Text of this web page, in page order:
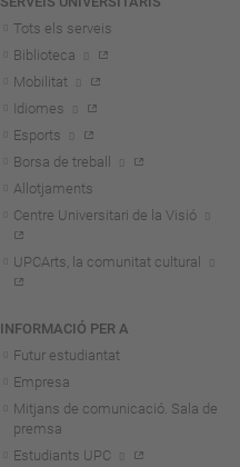
Tots els serveis
Biblioteca
Mobilitat
Idiomes
Esports
Borsa de treball
Allotjaments
Centre Universitari de la Visió
UPCArts, la comunitat cultural
INFORMACIÓ PER A
Futur estudiantat
Empresa
Mitjans de comunicació. Sala de
premsa
Estudiants UPC